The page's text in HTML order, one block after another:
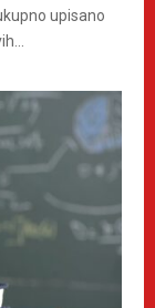
upisano